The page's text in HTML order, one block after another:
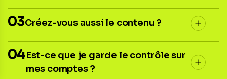
03Créez-vous aussi le contenu ?
04Est-ce que je garde le contrôle sur
mes comptes ?